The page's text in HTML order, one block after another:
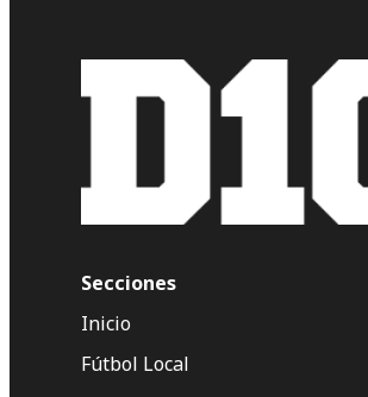
Secciones
Inicio
Fútbol Local